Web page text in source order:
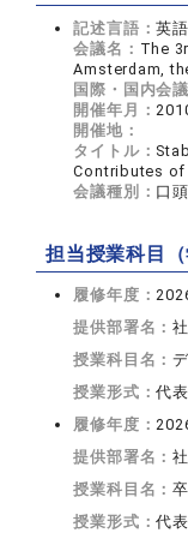
記述言語：英語
会議名： The
Amsterdam,
国際・国内会議
開催年月：
開催地：
タイトル：
Contributes of
会議種別： 口
担当授業科目（
履修年度：
提供部署名：
授業科目名：
授業形式：代
履修年度：
提供部署名：
授業科目名：
授業形式：代